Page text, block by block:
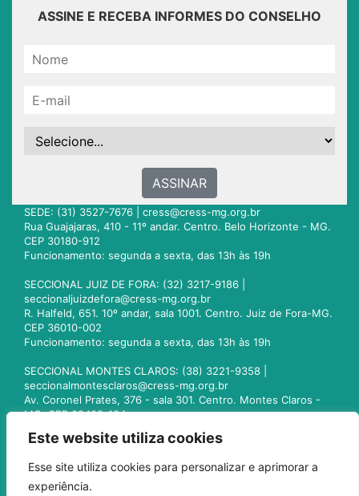
Este website utiliza cookies
Esse site utiliza cookies para personalizar e aprimorar a
experiência.
ASSINE E RECEBA INFORMES DO CONSELHO
ASSINAR
SEDE: (31) 3527-7676 | cress@cress-mg.org.br
Rua Guajajaras, 410 - 11º andar. Centro. Belo Horizonte - MG.
CEP 30180-912
Funcionamento: segunda a sexta, das 13h às 19h
SECCIONAL JUIZ DE FORA: (32) 3217-9186 |
seccionaljuizdefora@cress-mg.org.br
R. Halfeld, 651. 10º andar, sala 1001. Centro. Juiz de Fora-MG.
CEP 36010-002
Funcionamento: segunda a sexta, das 13h às 19h
SECCIONAL MONTES CLAROS: (38) 3221-9358 |
seccionalmontesclaros@cress-mg.org.br
Av. Coronel Prates, 376 - sala 301. Centro. Montes Claros -
MG. CEP 39400-104
seccionaluberlandia@cress-mg.org.br
Av. Afonso Pena, 547 - sala 101. Uberlândia - MG. CEP